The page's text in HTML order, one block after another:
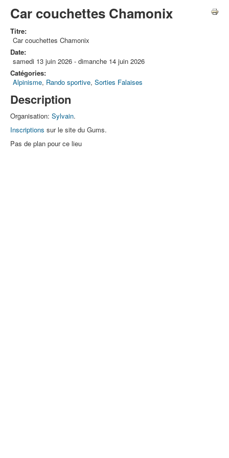
Car couchettes Chamonix
Titre:
Car couchettes Chamonix
Date:
samedi 13 juin 2026 - dimanche 14 juin 2026
Catégories:
Alpinisme, Rando sportive, Sorties Falaises
Description
Organisation: Sylvain.
Inscriptions sur le site du Gums.
Pas de plan pour ce lieu